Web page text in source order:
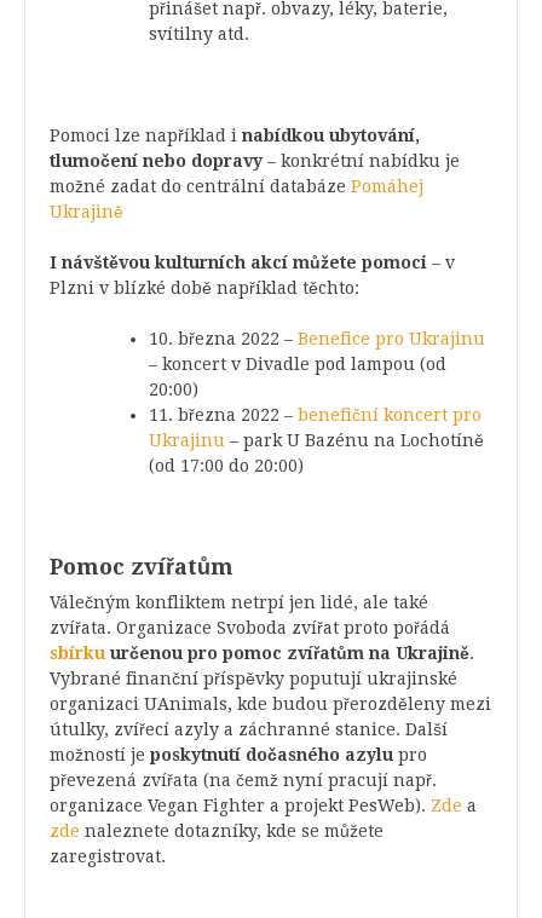
přinášet např. obvazy, léky, baterie,
svítilny atd.
Pomoci lze například i nabídkou ubytování,
tlumočení nebo dopravy – konkrétní nabídku je
možné zadat do centrální databáze Pomáhej
Ukrajině
I návštěvou kulturních akcí můžete pomoci – v
Plzni v blízké době například těchto:
10. března 2022 – Benefice pro Ukrajinu
– koncert v Divadle pod lampou (od
20:00)
11. března 2022 – benefiční koncert pro
Ukrajinu – park U Bazénu na Lochotíně
(od 17:00 do 20:00)
Pomoc zvířatům
Válečným konfliktem netrpí jen lidé, ale také
zvířata. Organizace Svoboda zvířat proto pořádá
sbírku určenou pro pomoc zvířatům na Ukrajině.
Vybrané finanční příspěvky poputují ukrajinské
organizaci UAnimals, kde budou přerozděleny mezi
útulky, zvířecí azyly a záchranné stanice. Další
možností je poskytnutí dočasného azylu pro
převezená zvířata (na čemž nyní pracují např.
organizace Vegan Fighter a projekt PesWeb). Zde a
zde naleznete dotazníky, kde se můžete
zaregistrovat.